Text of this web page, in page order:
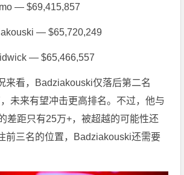
— $69,415,857
— $65,720,249
— $65,466,557
来看，Badziakouski仅落后第二名
未来有望冲击更高排名。不过，他与
差距只有25万+，被超越的可能性还
前三名的位置，Badziakouski还需要